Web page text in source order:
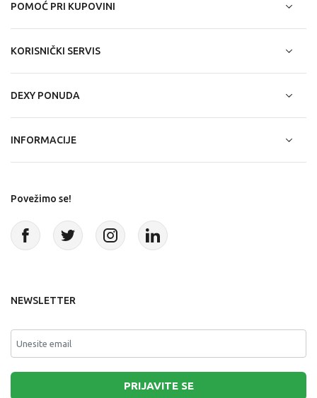
POMOĆ PRI KUPOVINI
KORISNIČKI SERVIS
DEXY PONUDA
INFORMACIJE
Povežimo se!
NEWSLETTER
PRIJAVITE SE